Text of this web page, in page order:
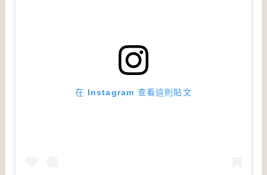
在 Instagram 查看這則貼文